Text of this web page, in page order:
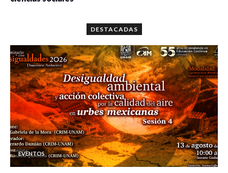
DESTACADAS
EVENTOS